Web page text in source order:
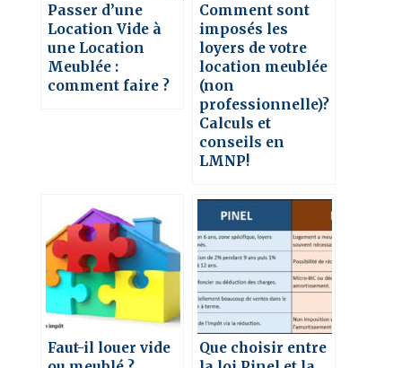
Passer d’une
Location Vide à
une Location
Meublée :
comment faire ?
Comment sont
imposés les
loyers de votre
location meublée
(non
professionnelle)?
Calculs et
conseils en
LMNP!
Faut-il louer vide
Que choisir entre